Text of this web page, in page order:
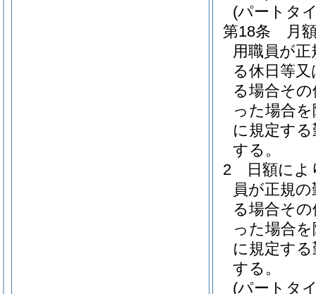
(パートタ
第18条
月
用職員が
る休日等
る場合そ
った場合
に規定す
する。
2
日額に
員が正規
る場合そ
った場合
に規定す
する。
(パートタ